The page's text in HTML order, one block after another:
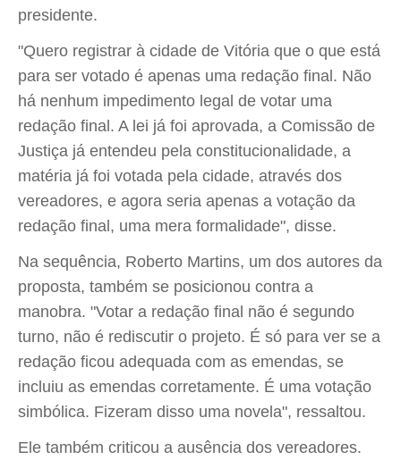
presidente.
"Quero registrar à cidade de Vitória que o que está
para ser votado é apenas uma redação final. Não
há nenhum impedimento legal de votar uma
redação final. A lei já foi aprovada, a Comissão de
Justiça já entendeu pela constitucionalidade, a
matéria já foi votada pela cidade, através dos
vereadores, e agora seria apenas a votação da
redação final, uma mera formalidade", disse.
Na sequência, Roberto Martins, um dos autores da
proposta, também se posicionou contra a
manobra. "Votar a redação final não é segundo
turno, não é rediscutir o projeto. É só para ver se a
redação ficou adequada com as emendas, se
incluiu as emendas corretamente. É uma votação
simbólica. Fizeram disso uma novela", ressaltou.
Ele também criticou a ausência dos vereadores.